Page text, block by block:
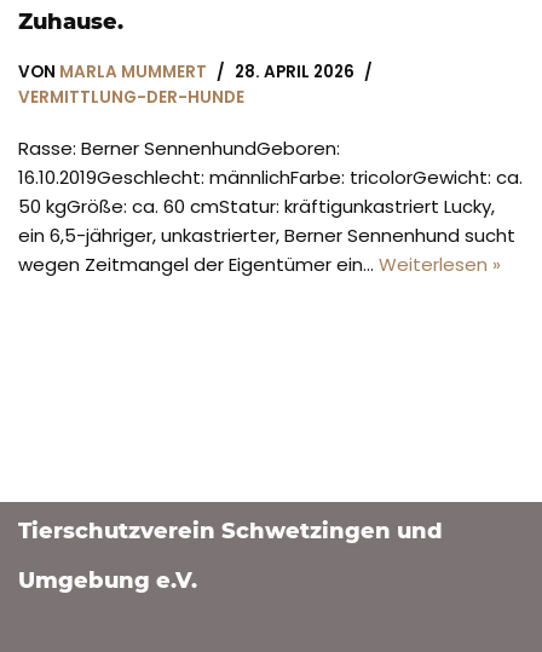
Zuhause.
VON MARLA MUMMERT
28. APRIL 2026
VERMITTLUNG-DER-HUNDE
Rasse: Berner SennenhundGeboren:
16.10.2019Geschlecht: männlichFarbe: tricolorGewicht: ca.
50 kgGröße: ca. 60 cmStatur: kräftigunkastriert Lucky,
ein 6,5-jähriger, unkastrierter, Berner Sennenhund sucht
wegen Zeitmangel der Eigentümer ein… Weiterlesen »
Tierschutzverein Schwetzingen und
Umgebung e.V.